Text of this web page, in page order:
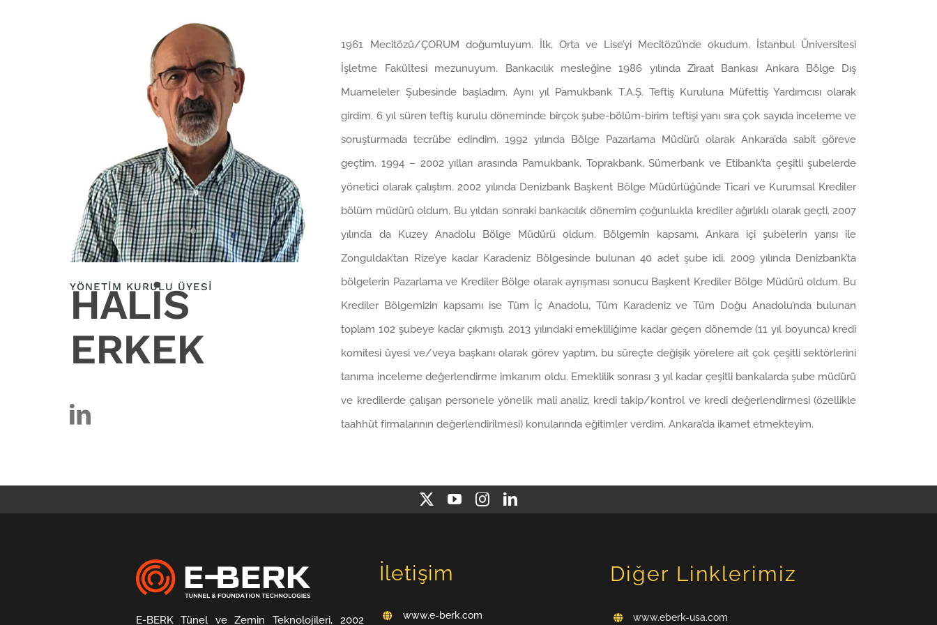
YÖNETIM KURULU ÜYESI
HALIS
ERKEK
1961 Mecitözü/ÇORUM doğumluyum. İlk, Orta ve Lise’yi Mecitözü’nde okudum. İstanbul Üniversitesi
İşletme Fakültesi mezunuyum. Bankacılık mesleğine 1986 yılında Ziraat Bankası Ankara Bölge Dış
Muameleler Şubesinde başladım. Aynı yıl Pamukbank T.A.Ş. Teftiş Kuruluna Müfettiş Yardımcısı olarak
girdim. 6 yıl süren teftiş kurulu döneminde birçok şube-bölüm-birim teftişi yanı sıra çok sayıda inceleme ve
soruşturmada tecrübe edindim. 1992 yılında Bölge Pazarlama Müdürü olarak Ankara’da sabit göreve
geçtim. 1994 – 2002 yılları arasında Pamukbank, Toprakbank, Sümerbank ve Etibank’ta çeşitli şubelerde
yönetici olarak çalıştım. 2002 yılında Denizbank Başkent Bölge Müdürlüğünde Ticari ve Kurumsal Krediler
bölüm müdürü oldum. Bu yıldan sonraki bankacılık dönemim çoğunlukla krediler ağırlıklı olarak geçti. 2007
yılında da Kuzey Anadolu Bölge Müdürü oldum. Bölgemin kapsamı, Ankara içi şubelerin yarısı ile
Zonguldak’tan Rize’ye kadar Karadeniz Bölgesinde bulunan 40 adet şube idi. 2009 yılında Denizbank’ta
bölgelerin Pazarlama ve Krediler Bölge olarak ayrışması sonucu Başkent Krediler Bölge Müdürü oldum. Bu
Krediler Bölgemizin kapsamı ise Tüm İç Anadolu, Tüm Karadeniz ve Tüm Doğu Anadolu’nda bulunan
toplam 102 şubeye kadar çıkmıştı. 2013 yılındaki emekliliğime kadar geçen dönemde (11 yıl boyunca) kredi
komitesi üyesi ve/veya başkanı olarak görev yaptım, bu süreçte değişik yörelere ait çok çeşitli sektörlerini
tanıma inceleme değerlendirme imkanım oldu. Emeklilik sonrası 3 yıl kadar çeşitli bankalarda şube müdürü
ve kredilerde çalışan personele yönelik mali analiz, kredi takip/kontrol ve kredi değerlendirmesi (özellikle
taahhüt firmalarının değerlendirilmesi) konularında eğitimler verdim. Ankara’da ikamet etmekteyim.
E-BERK Tünel ve Zemin Teknolojileri, 2002
İletişim
www.e-berk.com
Diğer Linklerimiz
www.eberk-usa.com